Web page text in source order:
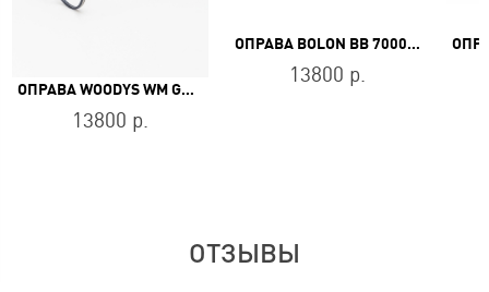
ОПРАВА WOODYS WM GRAY 02
13800 р.
ОПРАВА BOLON BB 7000 B30
13800 р.
ОТЗЫВЫ